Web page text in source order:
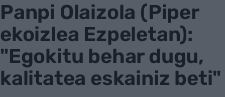
Panpi Olaizola (Piper
ekoizlea Ezpeletan):
"Egokitu behar dugu,
kalitatea eskainiz beti"